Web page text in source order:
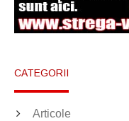
CATEGORII
Articole